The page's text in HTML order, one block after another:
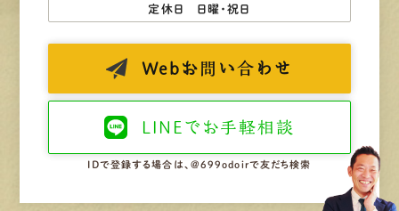
定休日 日曜・祝日
Web お問い合わせ
LINEで お手軽相談
IDで登録する場合は、@699odoirで友だち検索